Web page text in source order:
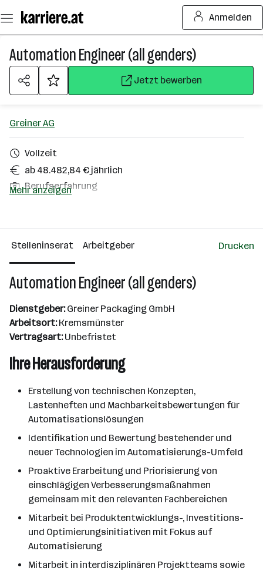
Seiteninhalt
springen
Anmelden
Automation Engineer (all genders)
Jetzt bewerben
Greiner AG
Vollzeit
ab 48.482,84 € jährlich
Berufserfahrung
10000+ Mitarbeiter*innen
Mehr anzeigen
Stelleninserat Arbeitgeber Drucken
Automation Engineer (all genders)
Dienstgeber:Greiner Packaging GmbH
Arbeitsort:Kremsmünster
Vertragsart:Unbefristet
Ihre Herausforderung
Erstellung von technischen Konzepten,
Lastenheften und Machbarkeitsbewertungen für
Automatisationslösungen
Identifikation und Bewertung bestehender und
neuer Technologien im Automatisierungs-Umfeld
Proaktive Erarbeitung und Priorisierung von
einschlägigen Verbesserungsmaßnahmen
gemeinsam mit den relevanten Fachbereichen
Mitarbeit bei Produktentwicklungs-, Investitions-
und Optimierungsinitiativen mit Fokus auf
Automatisierung
Mitarbeit in interdisziplinären Projektteams sowie